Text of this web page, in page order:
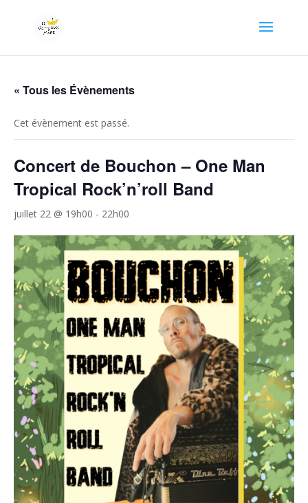
« Tous les Évènements
Cet évènement est passé.
Concert de Bouchon – One Man
Tropical Rock’n’roll Band
juillet 22 @ 19h00 - 22h00